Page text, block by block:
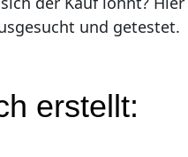
und getestet.
erstellt: